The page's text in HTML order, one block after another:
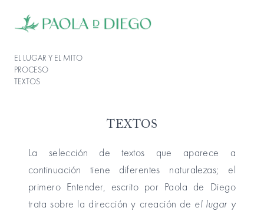
EL LUGAR Y EL MITO
PROCESO
TEXTOS
TEXTOS
La selección de textos que aparece a
continuación tiene diferentes naturalezas; el
primero Entender, escrito por Paola de Diego
trata sobre la dirección y creación de el lugar y